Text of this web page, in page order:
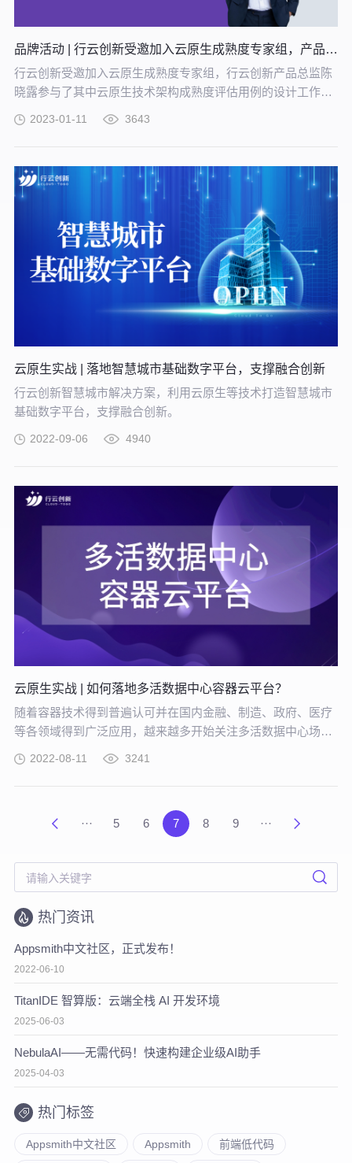
品牌活动 | 行云创新受邀加入云原生成熟度专家组，产品总监陈晓露入选信通院云原生技术标准专家
行云创新受邀加入云原生成熟度专家组，行云创新产品总监陈
晓露参与了其中云原生技术架构成熟度评估用例的设计工作，
2023-01-11 3643
云原生实战 | 落地智慧城市基础数字平台，支撑融合创新
行云创新智慧城市解决方案，利用云原生等技术打造智慧城市
基础数字平台，支撑融合创新。
2022-09-06 4940
云原生实战 | 如何落地多活数据中心容器云平台？
随着容器技术得到普遍认可并在国内金融、制造、政府、医疗
等各领域得到广泛应用，越来越多开始关注多活数据中心场景
南》，一同了解多活数据中心容器云平台设计方案及实施方
2022-08-11 3241
··· 5 6 7 8 9 ···
热门资讯
Appsmith中文社区，正式发布！
2022-06-10
TitanIDE 智算版：云端全栈 AI 开发环境
2025-06-03
NebulaAI——无需代码！快速构建企业级AI助手
2025-04-03
热门标签
Appsmith中文社区 Appsmith 前端低代码